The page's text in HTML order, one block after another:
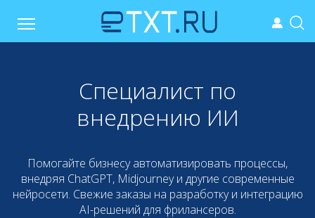
Специалист по
внедрению ИИ
Помогайте бизнесу автоматизировать процессы,
внедряя ChatGPT, Midjourney и другие современные
нейросети. Свежие заказы на разработку и интеграцию
AI-решений для фрилансеров.